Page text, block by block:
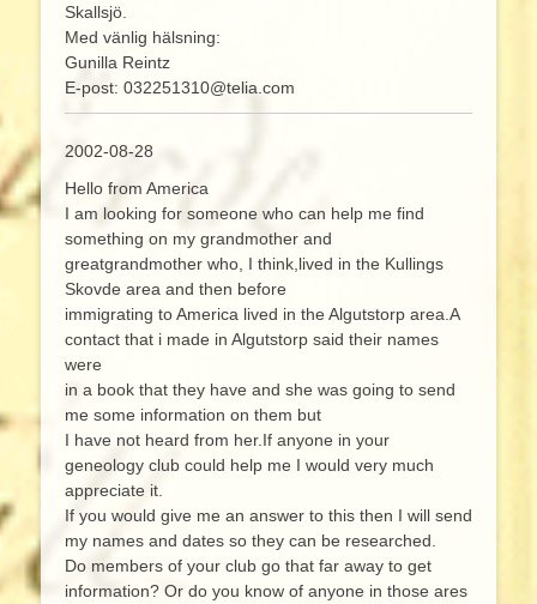
Skallsjö.
Med vänlig hälsning:
Gunilla Reintz
E-post: 032251310@telia.com
2002-08-28
Hello from America
I am looking for someone who can help me find
something on my grandmother and
greatgrandmother who, I think,lived in the Kullings
Skovde area and then before
immigrating to America lived in the Algutstorp area.A
contact that i made in Algutstorp said their names
were
in a book that they have and she was going to send
me some information on them but
I have not heard from her.If anyone in your
geneology club could help me I would very much
appreciate it.
If you would give me an answer to this then I will send
my names and dates so they can be researched.
Do members of your club go that far away to get
information? Or do you know of anyone in those ares